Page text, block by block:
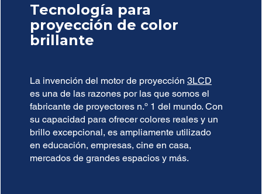
Tecnología para
proyección de color
brillante
La invención del motor de proyección 3LCD
es una de las razones por las que somos el
fabricante de proyectores n.º 1 del mundo. Con
su capacidad para ofrecer colores reales y un
brillo excepcional, es ampliamente utilizado
en educación, empresas, cine en casa,
mercados de grandes espacios y más.